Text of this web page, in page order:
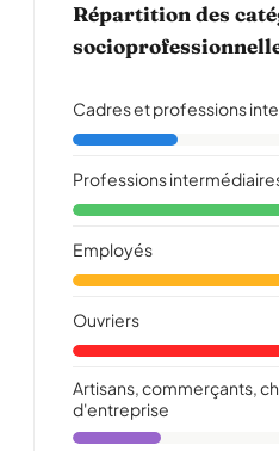
Répartition des
Cadres et professions
Professions
Employés
Ouvriers
Artisans, commerçants,
d'entreprise